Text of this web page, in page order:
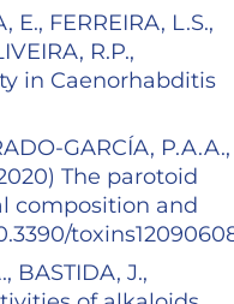
E., FERREIRA, L.S.,
R.P.,
in Caenorhabditis
GARCÍA, P.A.A.,
The parotoid
composition and
BASTIDA, J.,